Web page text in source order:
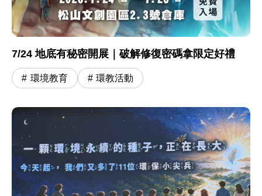
7/24 地底有秘密開展｜破解修復密碼拿限定好禮
環境教育 環教活動